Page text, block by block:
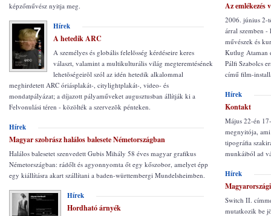
képzőművész nyitja meg.
Hírek
A hetedik ARC
A személyes és globális felelõsség kérdéseire keres
választ, valamint a multikulturális világ megteremtésének
lehetõségeirõl szól az idén hetedik alkalommal
meghirdetett ARC óriásplakát-, citylightplakát-, video- és
mondatpályázat; a díjazott pályaműveket augusztusban állítják ki a
Felvonulási téren - közölték a szervezõk pénteken.
Hírek
Magyar szobrász halálos balesete Németországban
Halálos balesetet szenvedett Gubis Mihály 58 éves magyar grafikus
Németországban: rádőlt és agyonnyomta őt egy kőszobor, amelyet épp
egy kiállításra akart szállítani a baden-württembergi Mundelsheimben.
Hírek
Hordható árnyék
Az emlékezés
2006. június 2-
árral szemben -
művészek és
Kutlug Ataman
Pálfi Szabolcs
című film-
Hírek
Kontakt
Május 22-én
megnyitója,
tipográfia
munkáiból ad
Hírek
Switch II.
mutatkozik be